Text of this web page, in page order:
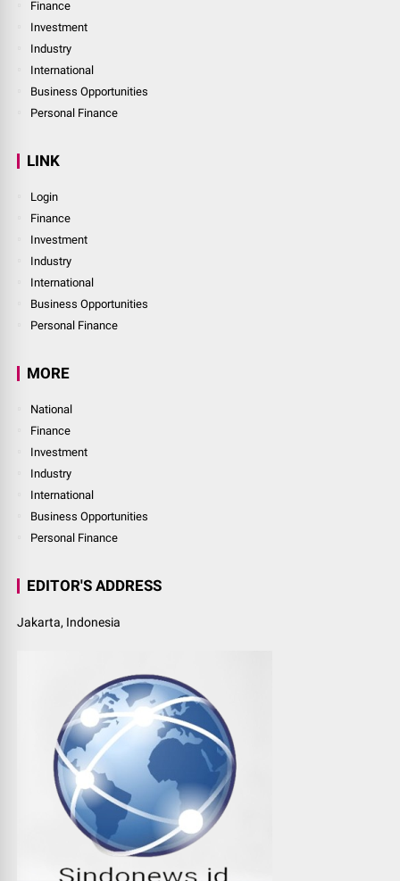
Finance
Investment
Industry
International
Business Opportunities
Personal Finance
LINK
Login
Finance
Investment
Industry
International
Business Opportunities
Personal Finance
MORE
National
Finance
Investment
Industry
International
Business Opportunities
Personal Finance
EDITOR'S ADDRESS
Jakarta, Indonesia